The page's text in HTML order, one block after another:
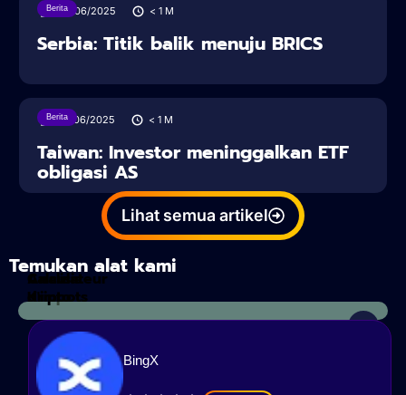
Berita
28/06/2025 < 1 M
Serbia: Titik balik menuju BRICS
Berita
27/06/2025 < 1 M
Taiwan: Investor meninggalkan ETF
obligasi AS
Lihat semua artikel
Temukan alat kami
Calculateur
d'impots
Analisis
Kripto
BingX